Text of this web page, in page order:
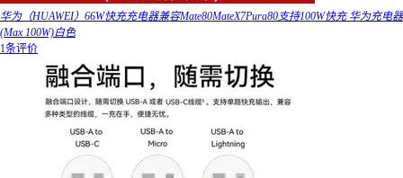
华为（HUAWEI）66W快充充电器兼容Mate80MateX7Pura80支持100W快充 华为充电器
(Max 100W)白色
1条评价